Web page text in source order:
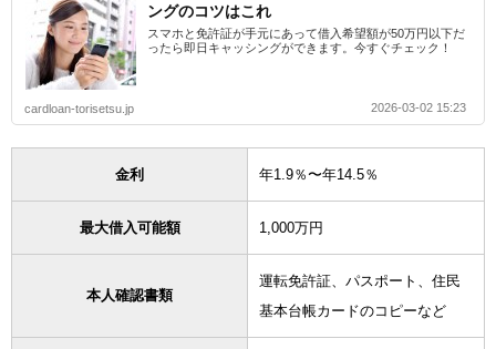
ングのコツはこれ
スマホと免許証が手元にあって借入希望額が50万円以下だ
ったら即日キャッシングができます。今すぐチェック！
cardloan-torisetsu.jp 2026-03-02 15:23
金利 年1.9％〜年14.5％
最大借入可能額 1,000万円
本人確認書類
運転免許証、パスポート、住民
基本台帳カードのコピーなど